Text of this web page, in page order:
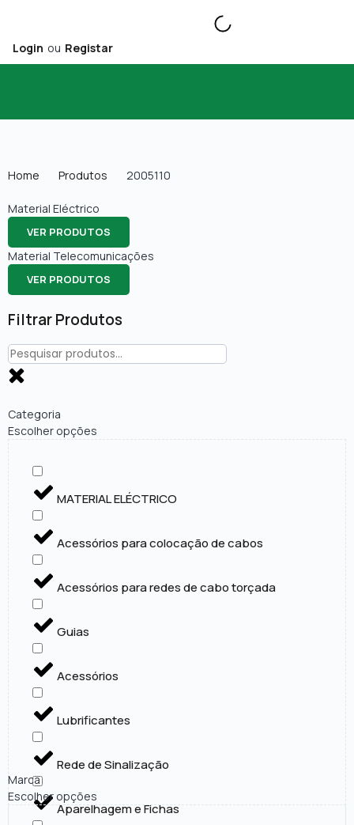
Login ou Registar
Home Produtos 2005110
Filtrar Produtos
Categoria
Escolher opções
MATERIAL ELÉCTRICO
Acessórios para colocação de cabos
Acessórios para redes de cabo torçada
Guias
Acessórios
Lubrificantes
Rede de Sinalização
Aparelhagem e Fichas
Marca
Escolher opções
Material Eléctrico
VER PRODUTOS
Material Telecomunicações
VER PRODUTOS